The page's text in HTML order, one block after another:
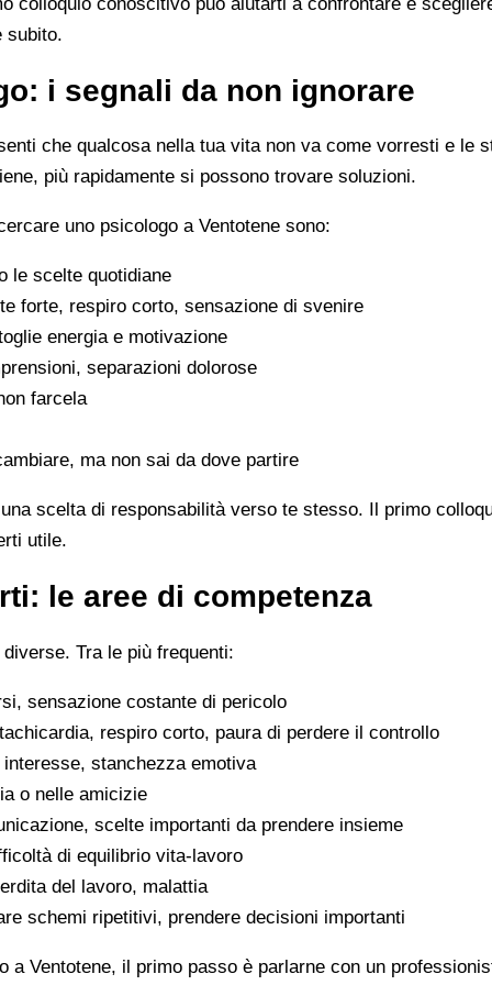
subito.
i segnali da non ignorare
che qualcosa nella tua vita non va come vorresti e le
più rapidamente si possono trovare soluzioni.
uno psicologo a Ventotene sono:
le scelte quotidiane
forte, respiro corto, sensazione di svenire
energia e motivazione
separazioni dolorose
farcela
ma non sai da dove partire
scelta di responsabilità verso te stesso. Il primo
utile.
le aree di competenza
Tra le più frequenti:
sensazione costante di pericolo
respiro corto, paura di perdere il controllo
stanchezza emotiva
o nelle amicizie
scelte importanti da prendere insieme
di equilibrio vita-lavoro
del lavoro, malattia
schemi ripetitivi, prendere decisioni importanti
Ventotene, il primo passo è parlarne con un